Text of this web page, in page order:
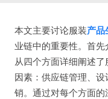
本文主要讨论服装产品
业链中的重要性。首
从四个方面详细阐述
因素：供应链管理、
销。通过对每个方面